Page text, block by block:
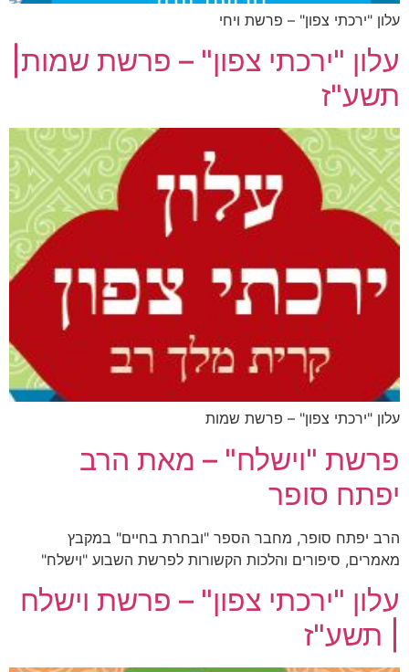
עלון "ירכתי צפון" – פרשת ויחי
עלון "ירכתי צפון" – פרשת שמות|
תשע"ז
עלון "ירכתי צפון" – פרשת שמות
פרשת "וישלח" – מאת הרב
יפתח סופר
הרב יפתח סופר, מחבר הספר "ובחרת בחיים" במקבץ
מאמרים, סיפורים והלכות הקשורות לפרשת השבוע "וישלח"
עלון "ירכתי צפון" – פרשת וישלח
| תשע"ז